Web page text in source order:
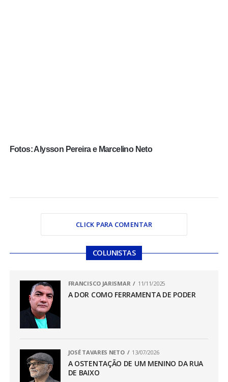
Fotos: Alysson Pereira e Marcelino Neto
CLICK PARA COMENTAR
COLUNISTAS
FRANCISCO JARISMAR 11/11/2025
A DOR COMO FERRAMENTA DE PODER
JOSÉ TAVARES NETO 13/07/2026
A OSTENTAÇÃO DE UM MENINO DA RUA
DE BAIXO